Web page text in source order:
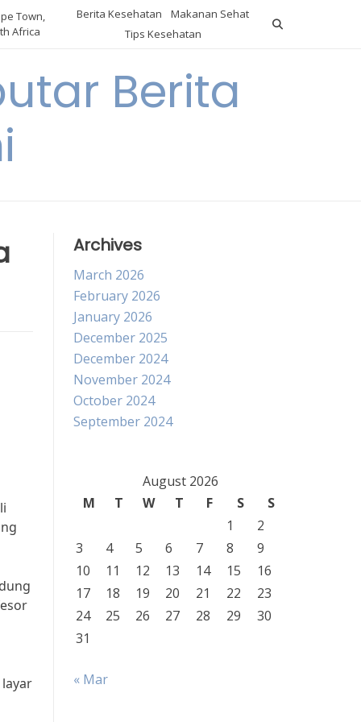
Town,
Africa
Berita Kesehatan
Makanan Sehat
Tips Kesehatan
Berita
Archives
March 2026
February 2026
January 2026
December 2025
December 2024
November 2024
October 2024
September 2024
August 2026
M
T W T F S
S
1
2
3
4 5 6 7 8
9
10
11 12 13 14 15
16
17
18 19 20 21 22
23
24
25 26 27 28 29
30
31
« Mar